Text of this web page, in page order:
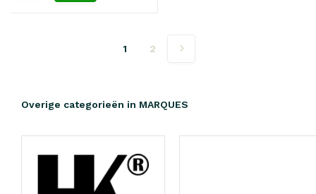
1 2
Overige categorieën in MARQUES